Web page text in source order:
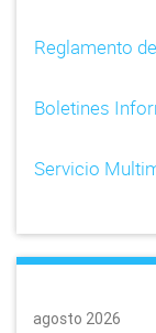
Reglamento
Boletines
Servicio
agosto 2026